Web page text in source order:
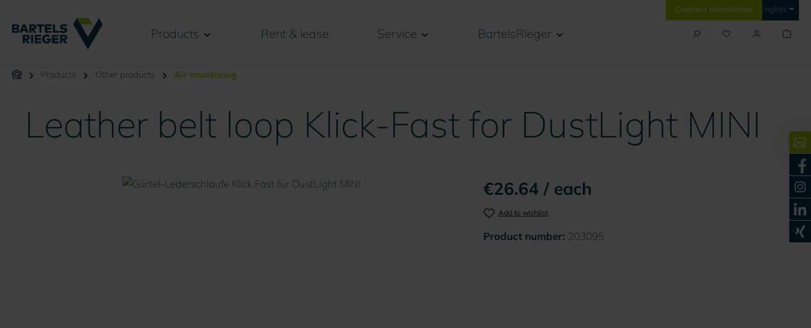
Contract cancellation English
Products Rent & lease Service BartelsRieger
Products Other products Air monitoring
Leather belt loop Klick-Fast for DustLight MINI
€26.64 / each
Add to wishlist
Product number: 203095